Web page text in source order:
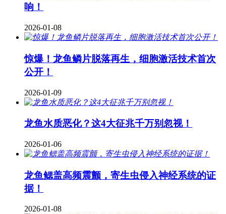
响！
2026-01-08
惊爆！龙鱼鳞片脱落再生，细胞激活技术首次
公开！
2026-01-09
龙鱼水质恶化？这4大征兆千万别忽视！
2026-01-06
龙鱼鳃盖高频震颤，寄生虫侵入神经系统的证
据！
2026-01-08